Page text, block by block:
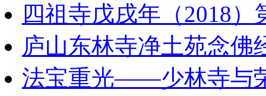
四祖寺戊戌年（2018
庐山东林寺净土苑念佛
法宝重光——少林寺与